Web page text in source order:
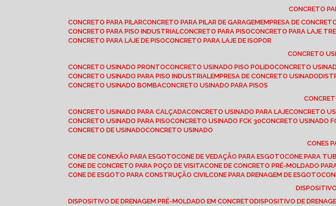
CONCRETO
CONCRETO PARA PILAR CONCRETO PARA PILAR DE GARAGEM EMPRESA DE
CONCRETO PARA PISO INDUSTRIAL CONCRETO PARA PISO CONCRETO PARA LAJE
CONCRETO PARA LAJE DE PISO CONCRETO PARA LAJE DE ISOPOR
CONCRETO
CONCRETO USINADO PRONTO CONCRETO USINADO PISO POLIDO CONCRETO
CONCRETO USINADO PARA PISO INDUSTRIAL EMPRESA DE CONCRETO USINADO
CONCRETO USINADO BOMBA CONCRETO USINADO PARA PISOS
CONCRETO USINADO PARA CALÇADA CONCRETO USINADO PARA LAJE CONCRETO
CONCRETO USINADO PARA PISO CONCRETO USINADO FCK 30 CONCRETO USINADO
CONCRETO DE USINADO CONCRETO USINADO
CONES
CONE DE CONEXÃO PARA ESGOTO CONE DE VEDAÇÃO PARA ESGOTO CONE PARA
CONE DE CONCRETO PARA POÇO DE VISITA CONE DE CONCRETO PRÉ-MOLDADO
CONE DE ESGOTO PARA CONSTRUÇÃO CIVIL CONE PARA DRENAGEM DE ESGOTO
DISPOSITIVO DE DRENAGEM PRÉ-MOLDADO EM CONCRETO DISPOSITIVO DE